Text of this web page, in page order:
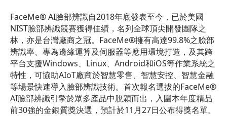
FaceMe® AI臉部辨識自2018年底發表至今，已於美國
NIST臉部辨識競賽獲得佳績，名列全球頂尖開發團隊之
林，亦是台灣廠商之冠。FaceMe®擁有高達99.8%之臉部
辨識率、專為邊緣運算及伺服器等應用環境打造，及其跨
平台支援Windows、Linux、Android和iOS等作業系統之
特性，可協助AIoT廠商於智慧零售、智慧安控、智慧金融
等場景快速導入臉部辨識技術。首次報名選拔的FaceMe®
AI臉部辨識引擎於眾多產品中脫穎而出，入圍本年度精品
前30強的金銀質獎決選，預計於11月27日公布得獎名單。